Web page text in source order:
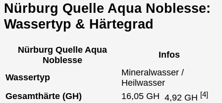
Nürburg Quelle Aqua Noblesse:
Wassertyp & Härtegrad
Nürburg Quelle Aqua
Noblesse
Infos
Wassertyp
Mineralwasser /
Heilwasser
Gesamthärte (GH)
16,05 GH 4,92 GH [4]